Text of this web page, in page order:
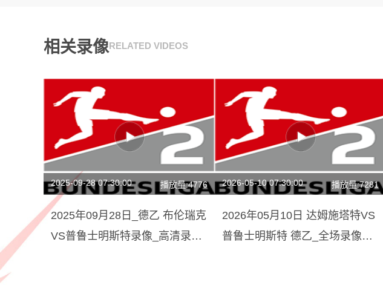
相关录像RELATED VIDEOS
2025-09-28 07:30:00 播放量:4776
2025年09月28日_德乙 布伦瑞克
VS普鲁士明斯特录像_高清录像
2026-05-10 07:30:00 播放量:7281
2026年05月10日 达姆施塔特VS
普鲁士明斯特 德乙_全场录像